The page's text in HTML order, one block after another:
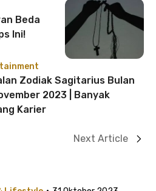
Beda
Ini!
Zodiak Sagitarius Bulan
2023 | Banyak
Karier
Next Article